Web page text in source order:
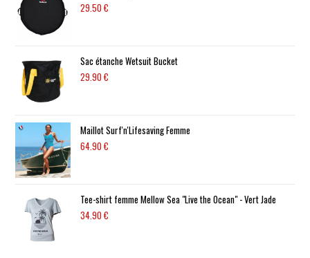
29.50€
Sac étanche Wetsuit Bucket
29.90€
Maillot Surf'n'Lifesaving Femme
64.90€
Tee-shirt femme Mellow Sea "Live the Ocean" - Vert Jade
34.90€